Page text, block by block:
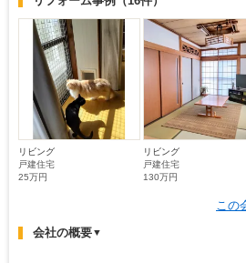
リビング
戸建住宅
25万円
リビング
戸建住宅
130万円
この
会社の概要▼